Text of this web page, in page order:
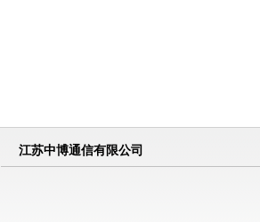
江苏中博通信有限公司